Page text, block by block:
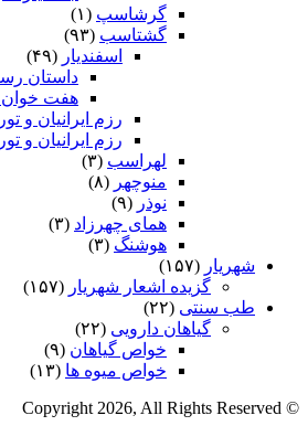
گرشاسپ (۱)
گشتاسب (۹۳)
اسفندیار (۴۹)
داستان
هفت خوان
رزم ایرانیان و
رزم ایرانیان و
لهراسب (۳)
منوچهر (۸)
نوذر (۹)
هماى چهرزاد (۳)
هوشنگ (۳)
شهریار (۱۵۷)
گزیده اشعار شهریار (۱۵۷)
طب سنتی (۲۲)
گیاهان دارویی (۲۲)
خواص گیاهان (۹)
خواص میوه ها (۱۳)
© Copyright 2026, All Rights Reserved